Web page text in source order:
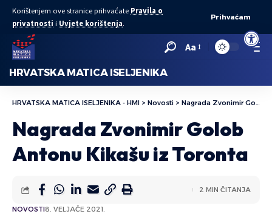
Open
Korištenjem ove stranice prihvaćate Pravila o
privatnosti i Uvjete korištenja.
Prihvaćam
Aa
HRVATSKA MATICA ISELJENIKA
HRVATSKA MATICA ISELJENIKA - HMI > Novosti > Nagrada Zvonimir Golob Antonu Kikašu iz Toronta
Nagrada Zvonimir Golob
Antonu Kikašu iz Toronta
NOVOSTI8. VELJAČE 2021.
2 MIN ČITANJA